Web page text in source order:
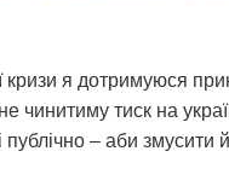
кризи я дотримуюся
чинитиму тиск на
– аби змусити